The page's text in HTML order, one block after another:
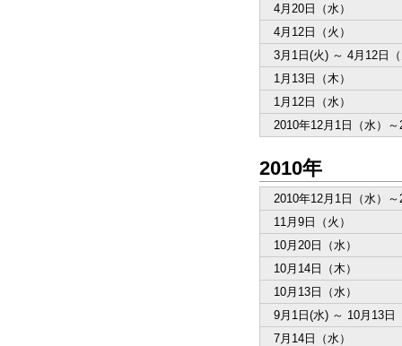
4月20日（水）
4月12日（火）
3月1日(火) ～ 4月12日
1月13日（木）
1月12日（水）
2010年12月1日（水）
2010年
2010年12月1日（水）
11月9日（火）
10月20日（水）
10月14日（木）
10月13日（水）
9月1日(水) ～ 10月13日
7月14日（水）